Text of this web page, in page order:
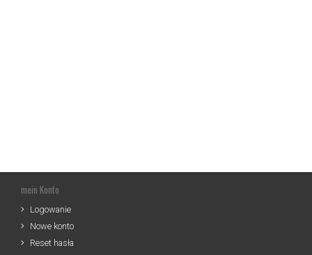
mein Konto
Logowanie
Nowe konto
Reset hasła